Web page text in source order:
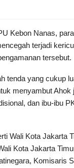
Kebon Nanas,
terjadi
tersebut.
tenda yang cukup
menyambut Ahok
dan ibu-ibu
Wali Kota Jakarta
Kota Jakarta
Komisaris